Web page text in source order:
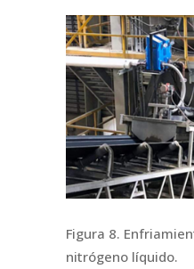
Figura 8.
nitrógeno líquido.